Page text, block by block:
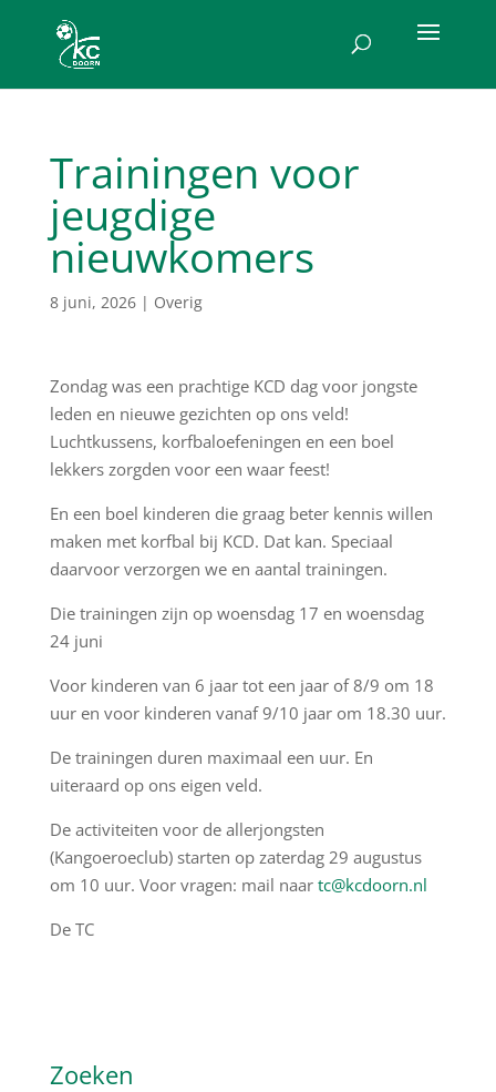
Trainingen voor
jeugdige
nieuwkomers
8 juni, 2026| Overig
Zondag was een prachtige KCD dag voor jongste
leden en nieuwe gezichten op ons veld!
Luchtkussens, korfbaloefeningen en een boel
lekkers zorgden voor een waar feest!
En een boel kinderen die graag beter kennis willen
maken met korfbal bij KCD. Dat kan. Speciaal
daarvoor verzorgen we en aantal trainingen.
Die trainingen zijn op woensdag 17 en woensdag
24 juni
Voor kinderen van 6 jaar tot een jaar of 8/9 om 18
uur en voor kinderen vanaf 9/10 jaar om 18.30 uur.
De trainingen duren maximaal een uur. En
uiteraard op ons eigen veld.
De activiteiten voor de allerjongsten
(Kangoeroeclub) starten op zaterdag 29 augustus
om 10 uur. Voor vragen: mail naar tc@kcdoorn.nl
De TC
Zoeken